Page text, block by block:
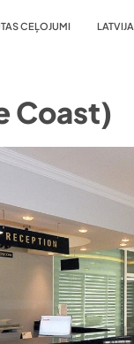
CEĻOJUMI LATVIJA
Coast)